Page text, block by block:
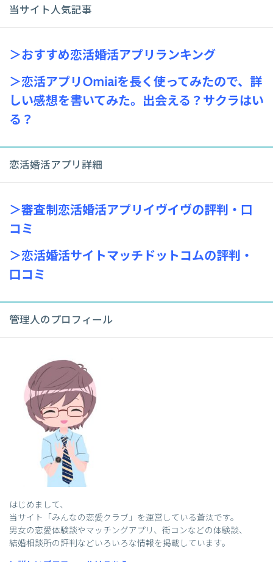
当サイト人気記事
＞おすすめ恋活婚活アプリランキング
＞恋活アプリOmiaiを長く使ってみたので、詳
しい感想を書いてみた。出会える？サクラはい
る？
恋活婚活アプリ詳細
＞審査制恋活婚活アプリイヴイヴの評判・口
コミ
＞恋活婚活サイトマッチドットコムの評判・
口コミ
管理人のプロフィール
はじめまして、
当サイト「みんなの恋愛クラブ」を運営している蒼汰です。
男女の恋愛体験談やマッチングアプリ、街コンなどの体験談、
結婚相談所の評判などいろいろな情報を掲載しています。